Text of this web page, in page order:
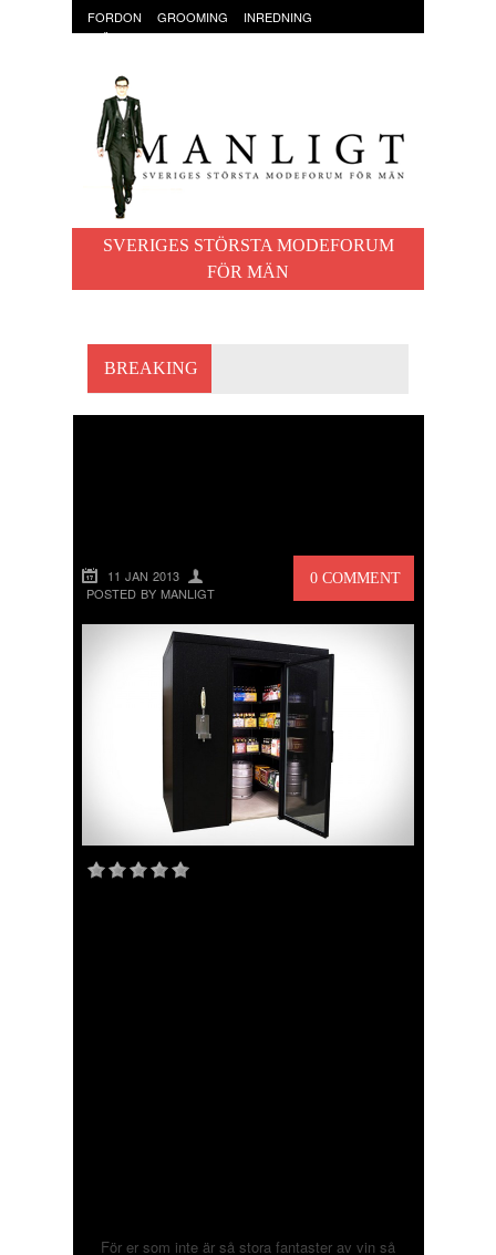
FORDON GROOMING
INREDNING
KLÄDER & ACCESSOARER
MAT OCH DRYCK
SVERIGES STÖRSTA MODEFORUM
FÖR MÄN
BREAKING
0 COMMENT
11 JAN 2013
POSTED BY MANLIGT
För er som inte är så stora fantaster av vin så